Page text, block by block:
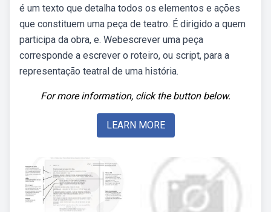
é um texto que detalha todos os elementos e ações
que constituem uma peça de teatro. É dirigido a quem
participa da obra, e. Webescrever uma peça
corresponde a escrever o roteiro, ou script, para a
representação teatral de uma história.
For more information, click the button below.
LEARN MORE